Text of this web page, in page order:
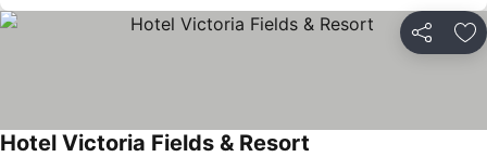
Compartir
Hotel Victoria Fields & Resort